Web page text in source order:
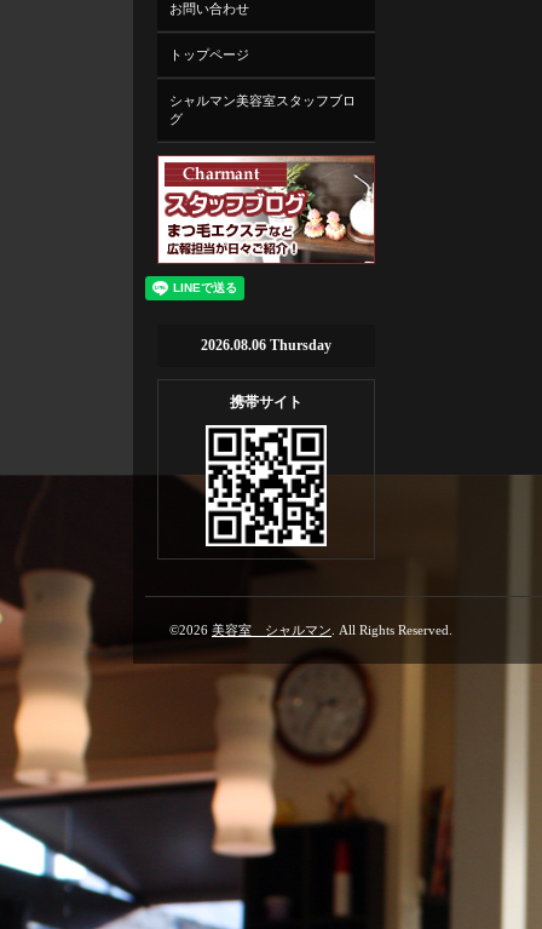
お問い合わせ
トップページ
シャルマン美容室スタッフブロ
グ
2026.08.06 Thursday
携帯サイト
©2026 美容室 シャルマン . All Rights Reserved.